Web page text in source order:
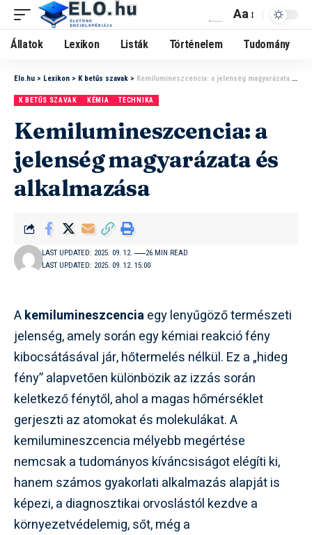
Aa
Állatok Lexikon Listák Történelem Tudomány
Elo.hu > Lexikon > K betűs szavak > Kemilumineszcencia: a jelenség magyarázata és alkalmazása
K BETŰS SZAVAK KÉMIA TECHNIKA
Kemilumineszcencia: a
jelenség magyarázata és
alkalmazása
LAST UPDATED: 2025. 09. 12. 15:00
LAST UPDATED: 2025. 09. 12. 26 MIN READ
Akemilumineszcenciaegy lenyűgöző természeti
jelenség, amely során egy kémiai reakció fény
kibocsátásával jár, hőtermelés nélkül. Ez a „hideg
fény” alapvetően különbözik az izzás során
keletkező fénytől, ahol a magas hőmérséklet
gerjeszti az atomokat és molekulákat. A
kemilumineszcencia mélyebb megértése
nemcsak a tudományos kíváncsiságot elégíti ki,
hanem számos gyakorlati alkalmazás alapját is
képezi, a diagnosztikai orvoslástól kezdve a
környezetvédelemig, sőt, még a